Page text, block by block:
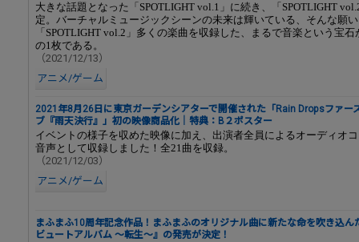
大きな話題となった「SPOTLIGHT vol.1」に続き、「SPOTLIGHT
定。バーチャルミュージックシーンの未来は輝いている、そんな願
「SPOTLIGHT vol.2」多くの楽曲を収録した、まるで音楽という宝
の1枚である。
（2021/12/13）
アニメ/ゲーム
2021年8月26日に東京ガーデンシアターで開催された「Rain Dropsファー
ブ『雨天決行』」初の映像商品化｜特典：B２ポスター
イベントの様子を収めた映像に加え、出演者全員によるオーディオ
音声として収録しました！全21曲を収録。
（2021/12/03）
アニメ/ゲーム
まふまふ10周年記念作品！まふまふのオリジナル曲に新たな命を吹き込ん
ビュートアルバム 〜転生〜』の発売が決定！